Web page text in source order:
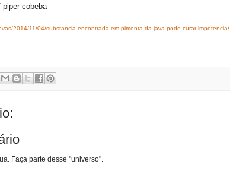
piper cobeba
2014/11/04/substancia-encontrada-em-pimenta-da-java-pode-curar-impotencia/
Faça parte desse "universo".